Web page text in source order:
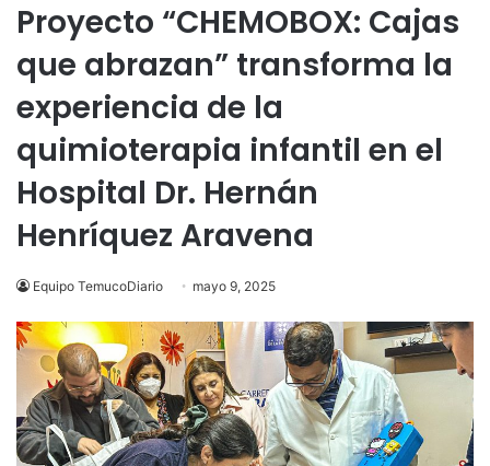
Proyecto “CHEMOBOX: Cajas
que abrazan” transforma la
experiencia de la
quimioterapia infantil en el
Hospital Dr. Hernán
Henríquez Aravena
Equipo TemucoDiario mayo 9, 2025